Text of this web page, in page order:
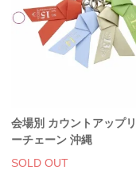
キーホルダー・チ
アクリルスタンド
生活雑貨・菓子・
工藤大輝グッズ
会場別 カウントアップ
ーチェーン 沖縄
SOLD OUT